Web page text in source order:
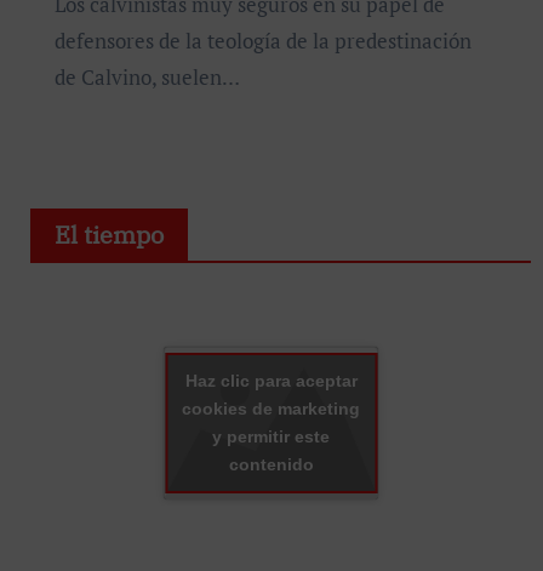
defensores de la teología de la predestinación
de Calvino, suelen…
El tiempo
Haz clic para aceptar
cookies de marketing
y permitir este
contenido